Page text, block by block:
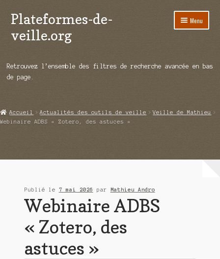
Aller
à
la
Aller
au
contenu
Plateformes-de-
veille.org
Menu
Répertoire d’ouitils
Démos vidéos
Retrouvez l’ensemble des filtres de recherche avancée en bas
de page.
Accueil Actualités des outils de veille
Veille de Mathieu
Webinaire ADBS « Zotero, des astuces »
Publié le 7 mai 2026 par Mathieu Andro
Webinaire ADBS
« Zotero, des
astuces »